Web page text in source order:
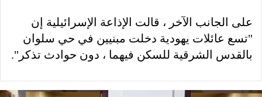
على الجانب الآخر ، قالت الإذاعة الإسرائيلية إن
"تسع عائلات يهودية دخلت مبنيين في حي سلوان
بالقدس الشرقية للسكن فيهما ، دون حوادث تذكر".